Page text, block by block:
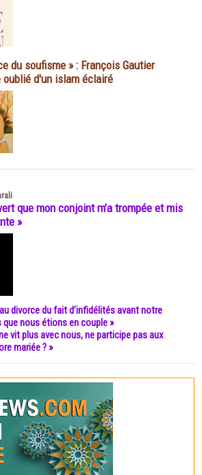
du soufisme » : François Gautier
d'un islam éclairé
que mon conjoint m’a trompée et mis
»
divorce du fait d’infidélités avant notre
nous étions en couple »
vit plus avec nous, ne participe pas aux
mariée ? »